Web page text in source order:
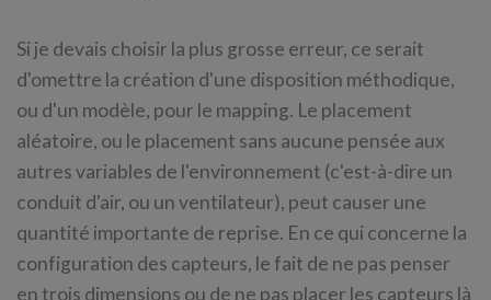
Si je devais choisir la plus grosse erreur, ce serait
d'omettre la création d'une disposition méthodique,
ou d'un modèle, pour le mapping. Le placement
aléatoire, ou le placement sans aucune pensée aux
autres variables de l'environnement (c'est-à-dire un
conduit d'air, ou un ventilateur), peut causer une
quantité importante de reprise. En ce qui concerne la
configuration des capteurs, le fait de ne pas penser
en trois dimensions ou de ne pas placer les capteurs là